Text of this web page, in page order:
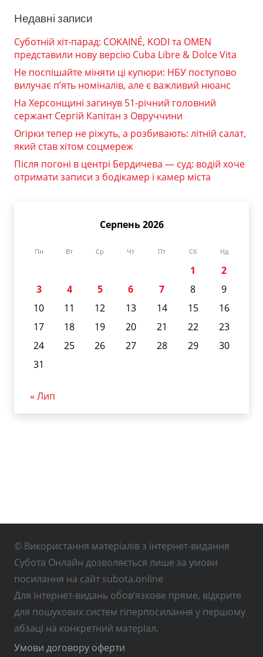
Недавні записи
Суботній хіт-парад: COKAINÉ, KODI та OMEN
представили нову версію Cuba Libre & Dolce Vita
Не поспішайте міняти ці купюри: НБУ поступово
вилучає п’ять номіналів, але є важливий нюанс
На Херсонщині загинув 51-річний головний
сержант Сергій Капітан з Овруччини
Огірки тепер не ріжуть, а розбивають: літній салат,
який став хітом соцмереж
Після погоні в центрі Бердичева — суд: водій хоче
отримати записи з бодікамер і камер міста
Серпень 2026
Пн Вт Ср Чт Пт Сб Нд
1
2
3
4 5 6 7 8
9
10
11 12 13 14 15
16
17
18 19 20 21 22
23
24
25 26 27 28 29
30
31
« Лип
© Використання матеріалів з інтернет-видання
Субота Онлайн дозволяється лише за умови
посилання на сайт subota.online
Для інтернет-видань обов’язкове пряме, відкрите
для пошукових систем гіперпосилання у першому
абзаці на конкретний матеріал.
Умови договору оферти